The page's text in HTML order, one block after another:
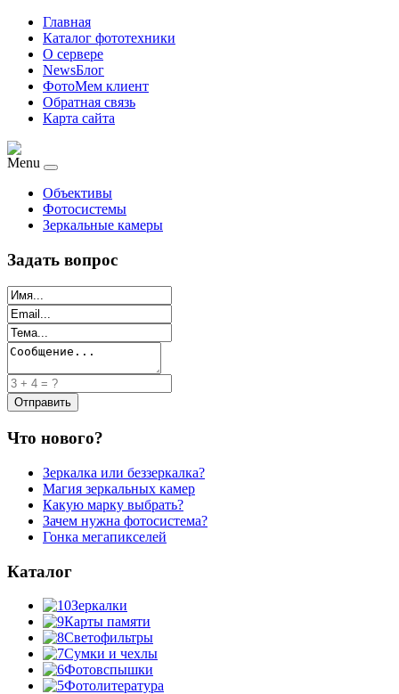
Главная
Каталог фототехники
О сервере
NewsБлог
ФотоМем клиент
Обратная связь
Карта сайта
Menu
Объективы
Фотосистемы
Зеркальные камеры
Задать вопрос
Что нового?
Зеркалка или беззеркалка?
Магия зеркальных камер
Какую марку выбрать?
Зачем нужна фотосистема?
Гонка мегапикселей
Каталог
Зеркалки
Карты памяти
Светофильтры
Сумки и чехлы
Фотовспышки
Фотолитература